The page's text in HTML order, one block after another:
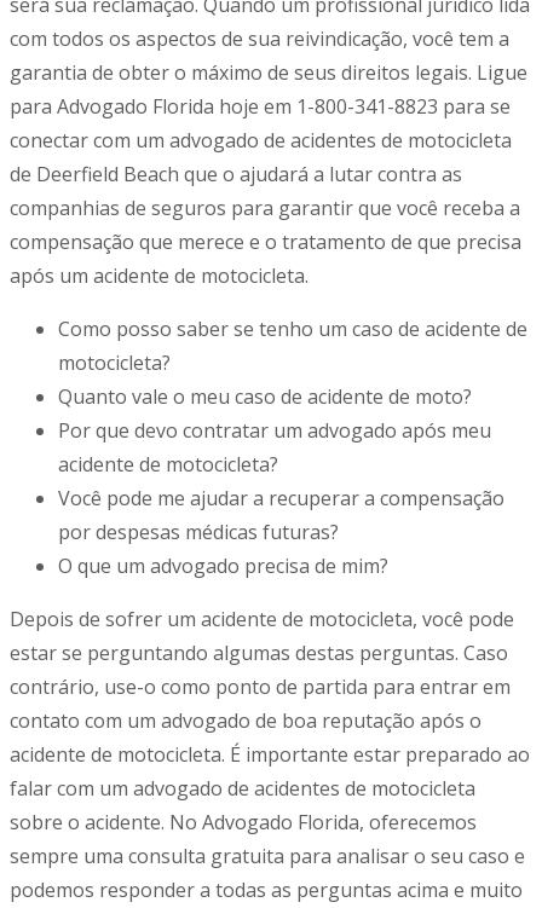
com todos os aspectos de sua reivindicação, você tem a
garantia de obter o máximo de seus direitos legais. Ligue
para Advogado Florida hoje em 1-800-341-8823 para se
conectar com um advogado de acidentes de motocicleta
de Deerfield Beach que o ajudará a lutar contra as
companhias de seguros para garantir que você receba a
compensação que merece e o tratamento de que precisa
após um acidente de motocicleta.
Como posso saber se tenho um caso de acidente de
motocicleta?
Quanto vale o meu caso de acidente de moto?
Por que devo contratar um advogado após meu
acidente de motocicleta?
Você pode me ajudar a recuperar a compensação
por despesas médicas futuras?
O que um advogado precisa de mim?
Depois de sofrer um acidente de motocicleta, você pode
estar se perguntando algumas destas perguntas. Caso
contrário, use-o como ponto de partida para entrar em
contato com um advogado de boa reputação após o
acidente de motocicleta. É importante estar preparado ao
falar com um advogado de acidentes de motocicleta
sobre o acidente. No Advogado Florida, oferecemos
sempre uma consulta gratuita para analisar o seu caso e
podemos responder a todas as perguntas acima e muito